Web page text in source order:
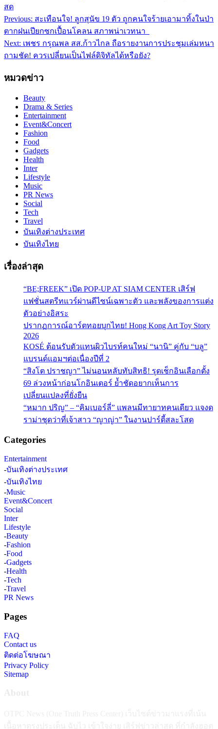
สด
แนะแนว
เรื่อง
Previous: สะเทือนใจ! ลูกสุนัข 19 ตัว ถูกคนใจร้ายเอามาทิ้งในป่า
ตากฝนเปียกซกเปื้อนโคลน สภาพน่าเวทนา
Next: เพชร กรุณพล สส.ก้าวไกล ถือรายงานการประชุมเล่มหนา
ถามชัด! ควรเปลี่ยนเป็นไฟล์ดิจิทัลได้หรือยัง?
หมวดข่าว
Beauty
Drama & Series
Entertainment
Event&Concert
Fashion
Food
Gadgets
Health
Inter
Lifestyle
Music
PR News
Social
Tech
Travel
บันเทิงต่างประเทศ
บันเทิงไทย
เรื่องล่าสุด
“BE;FREEK” เปิด POP-UP AT SIAM CENTER เสิร์ฟ
แฟชั่นสตรีทแวร์ผ่านดีไซน์เฉพาะตัว และพลังของการแต่ง
ตัวอย่างอิสระ
ปรากฏการณ์อาร์ตทอยบุกไทย! Hong Kong Art Toy Story
2026
KOSÉ ต้อนรับตัวแทนผิวไบรท์คนใหม่ “นานิ” คู่กับ “บลู”
แบรนด์แอมฯต่อเนื่องปีที่ 2
“สิงโต ปราชญา” ไม่นอนหลับทับสิทธิ! รุดเช็กอินเลือกตั้ง
69 ล่วงหน้าก่อนโกอินเตอร์ ย้ำชัดอยากเห็นการ
เปลี่ยนแปลงที่ยั่งยืน
“หมาก ปริญ” – “คิมเบอร์ลี่” แพลนมีทายาทคนเดียว แจงด
ราม่าชุดว่าที่เจ้าสาว “ญาญ่า” ในงานปาร์ตี้สละโสด
Categories
Entertainment
-บันเทิงต่างประเทศ
-บันเทิงไทย
-Music
Event&Concert
Social
Inter
Lifestyle
-Beauty
-Fashion
-Food
-Gadgets
-Health
-Tech
-Travel
PR News
Pages
FAQ
Contact us
ติดต่อโฆษณา
Privacy Policy
Sitemap